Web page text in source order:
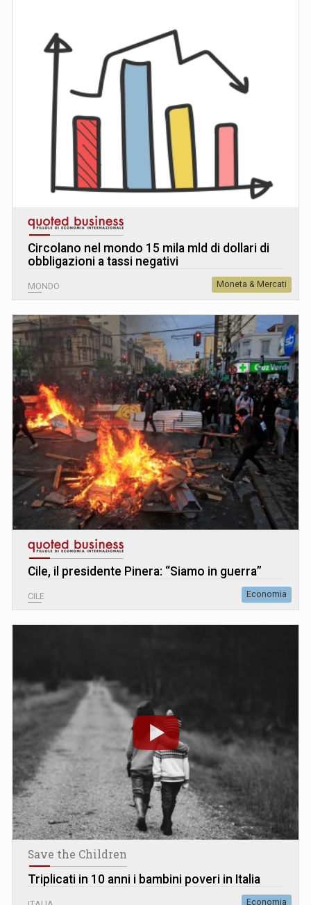
Circolano nel mondo 15 mila mld di dollari di
obbligazioni a tassi negativi
MONDO Moneta & Mercati
Cile, il presidente Pinera: “Siamo in guerra”
CILE Economia
Save the Children
Triplicati in 10 anni i bambini poveri in Italia
Economia